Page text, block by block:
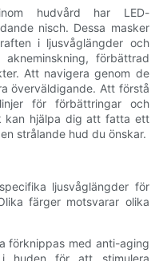
hudvård har LED-
nisch. Dessa masker
i ljusvåglängder och
förbättrad
Att navigera genom de
överväldigande. Att förstå
för förbättringar och
kan hjälpa dig att fatta ett
strålande hud du önskar.
ljusvåglängder för
färger motsvarar olika
förknippas med anti-aging
huden för att stimulera